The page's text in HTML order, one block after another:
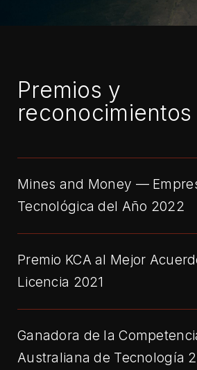
Premios y
reconocimientos
Mines and Money —
Tecnológica del Año 2022
Premio KCA al Mejor
Licencia 2021
Ganadora de la
Australiana de Tecnología